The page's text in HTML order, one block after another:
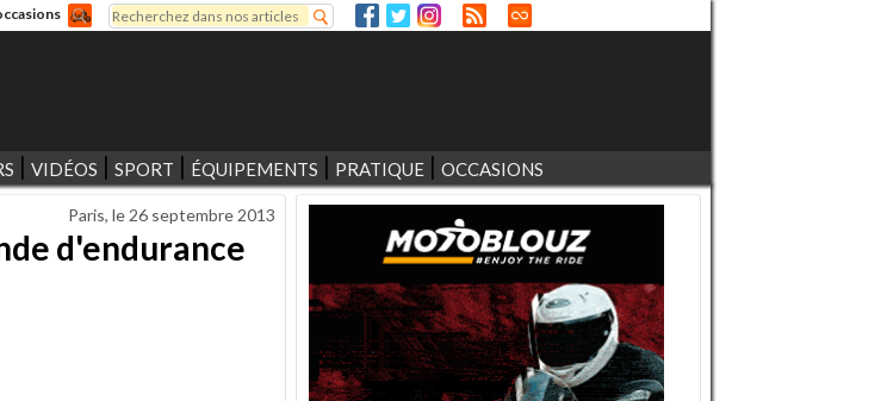
Formulaire de recherche
Rechercher
VIDÉOS SPORT ÉQUIPEMENTS PRATIQUE OCCASIONS
Paris, le 26 septembre 2013
d'endurance